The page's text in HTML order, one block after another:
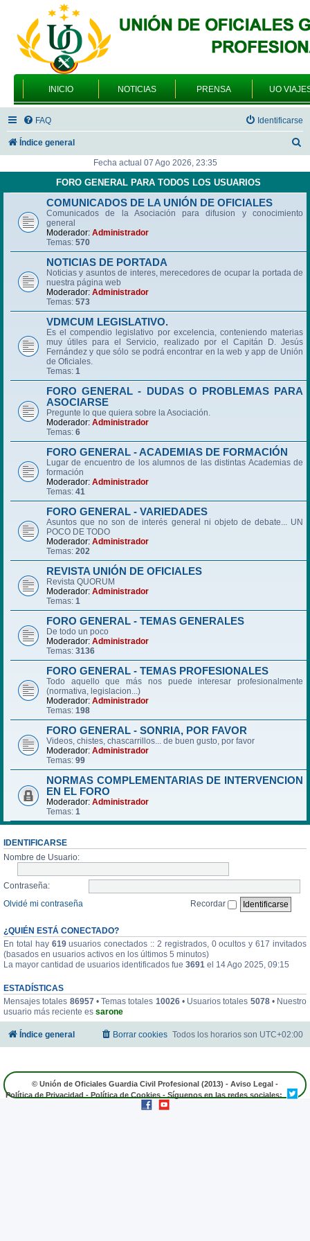
INICIO NOTICIAS PRENSA UO
FAQ Identificarse
Índice general
c
Fecha actual 07 Ago 2026, 23:35
FORO GENERAL PARA TODOS LOS USUARIOS
COMUNICADOS DE LA UNIÓN DE OFICIALES
Comunicados de la Asociación para difusion y conocimiento
general
Moderador: Administrador
Temas: 570
NOTICIAS DE PORTADA
Noticias y asuntos de interes, merecedores de ocupar la portada de
nuestra página web
Moderador: Administrador
Temas: 573
VDMCUM LEGISLATIVO.
Es el compendio legislativo por excelencia, conteniendo materias
muy útiles para el Servicio, realizado por el Capitán D. Jesús
Fernández y que sólo se podrá encontrar en la web y app de Unión
de Oficiales.
Temas: 1
FORO GENERAL - DUDAS O PROBLEMAS PARA
ASOCIARSE
Pregunte lo que quiera sobre la Asociación.
Moderador: Administrador
Temas: 6
FORO GENERAL - ACADEMIAS DE FORMACIÓN
Lugar de encuentro de los alumnos de las distintas Academias de
formación
Moderador: Administrador
Temas: 41
FORO GENERAL - VARIEDADES
Asuntos que no son de interés general ni objeto de debate... UN
POCO DE TODO
Moderador: Administrador
Temas: 202
REVISTA UNIÓN DE OFICIALES
Revista QUORUM
Moderador: Administrador
Temas: 1
FORO GENERAL - TEMAS GENERALES
De todo un poco
Moderador: Administrador
Temas: 3136
FORO GENERAL - TEMAS PROFESIONALES
Todo aquello que más nos puede interesar profesionalmente
(normativa, legislacion...)
Moderador: Administrador
Temas: 198
FORO GENERAL - SONRIA, POR FAVOR
Videos, chistes, chascarrillos... de buen gusto, por favor
Moderador: Administrador
Temas: 99
NORMAS COMPLEMENTARIAS DE INTERVENCION
EN EL FORO
Moderador: Administrador
Temas: 1
IDENTIFICARSE
Nombre de Usuario:
Contraseña:
Olvidé mi contraseña
Recordar
¿QUIÉN ESTÁ CONECTADO?
En total hay 619usuarios conectados :: 2 registrados, 0 ocultos y 617 invitados
(basados en usuarios activos en los últimos 5 minutos)
La mayor cantidad de usuarios identificados fue 3691 el 14 Ago 2025, 09:15
ESTADÍSTICAS
Mensajes totales 86957• Temas totales 10026• Usuarios totales 5078• Nuestro
usuario más reciente es sarone
Índice general Todos los horarios son UTC+02:00
Borrar cookies
© Unión de Oficiales Guardia Civil Profesional (2013) - Aviso Legal -
Política de Privacidad - Política de Cookies - Síguenos en las redes sociales: